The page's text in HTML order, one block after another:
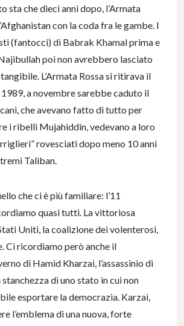
sta che dieci anni dopo, l’Armata
con la coda fra le gambe. I
(fantocci) di Babrak Khamal prima e
poi non avrebbero lasciato
L’Armata Rossa si ritirava il
a novembre sarebbe caduto il
che avevano fatto di tutto per
i ribelli Mujahiddin, vedevano a loro
rovesciati dopo meno 10 anni
Taliban.
che ci è più familiare: l’11
quasi tutti. La vittoriosa
Uniti, la coalizione dei volenterosi,
Ci ricordiamo però anche il
di Hamid Kharzai, l’assassinio di
stanchezza di uno stato in cui non
esportare la democrazia. Karzai,
l’emblema di una nuova, forte